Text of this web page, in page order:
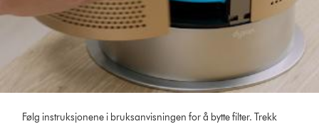
Følg instruksjonene i bruksanvisningen for å bytte filter. Trekk